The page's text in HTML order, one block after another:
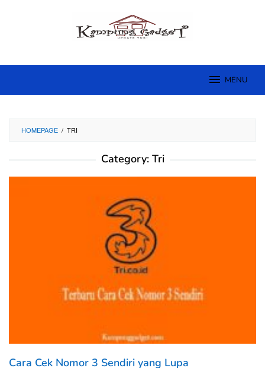
MENU
HOMEPAGE / TRI
Category: Tri
Cara Cek Nomor 3 Sendiri yang Lupa